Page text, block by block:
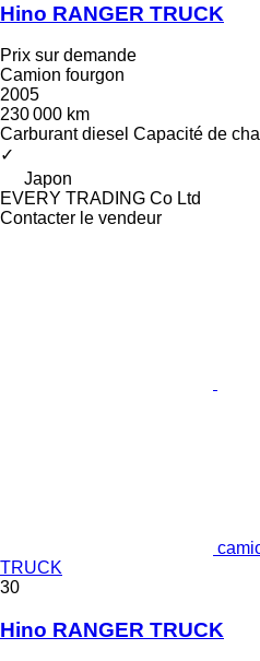
Hino RANGER TRUCK
Prix sur demande
Camion fourgon
2005
230 000 km
Carburant diesel Capacité de
✓
Japon
EVERY TRADING Co Ltd
Contacter le vendeur
TRUCK
30
Hino RANGER TRUCK